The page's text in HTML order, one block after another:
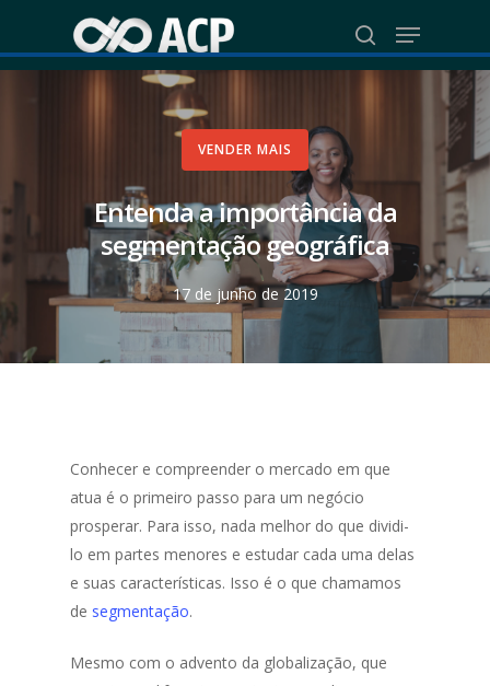
main
search
Menu
VENDER MAIS
Entenda a importância da
segmentação geográfica
17 de junho de 2019
Conhecer e compreender o mercado em que
atua é o primeiro passo para um negócio
prosperar. Para isso, nada melhor do que dividi-
lo em partes menores e estudar cada uma delas
e suas características. Isso é o que chamamos
de segmentação.
Mesmo com o advento da globalização, que
Close
Menu